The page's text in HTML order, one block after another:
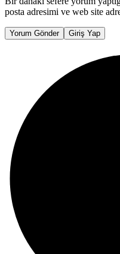
posta adresimi ve web site
Yorum Gönder Giriş Yap